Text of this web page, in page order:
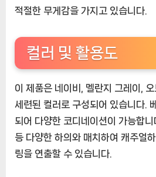
적절한 무게감을 가지고 있습니다.
컬러 및 활용도
이 제품은 네이비, 멜란지 그레이,
세련된 컬러로 구성되어 있습니다.
되어 다양한 코디네이션이 가능합
등 다양한 하의와 매치하여 캐주얼
링을 연출할 수 있습니다.